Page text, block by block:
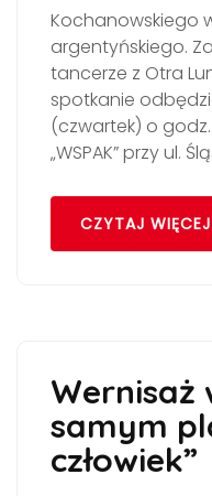
Kochanowskiego
argentyńskiego.
tancerze z Otra
spotkanie
(czwartek) o godz.
„WSPAK” przy ul.
CZYTAJ WIĘCEJ
Wernisaż
samym
człowiek”